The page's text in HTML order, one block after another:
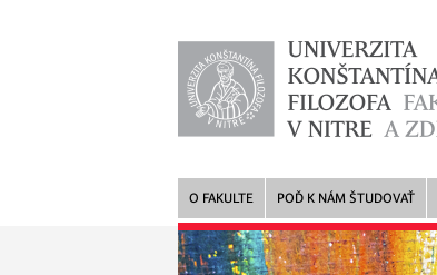
O FAKULTE POĎ K NÁM ŠTUDOVAŤ